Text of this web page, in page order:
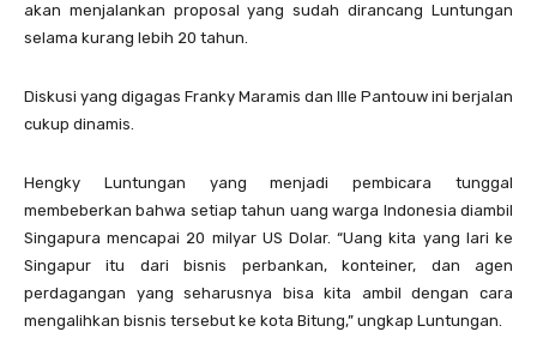
akan menjalankan proposal yang sudah dirancang Luntungan
selama kurang lebih 20 tahun.
Diskusi yang digagas Franky Maramis dan Ille Pantouw ini berjalan
cukup dinamis.
Hengky Luntungan yang menjadi pembicara tunggal
membeberkan bahwa setiap tahun uang warga Indonesia diambil
Singapura mencapai 20 milyar US Dolar. “Uang kita yang lari ke
Singapur itu dari bisnis perbankan, konteiner, dan agen
perdagangan yang seharusnya bisa kita ambil dengan cara
mengalihkan bisnis tersebut ke kota Bitung,” ungkap Luntungan.